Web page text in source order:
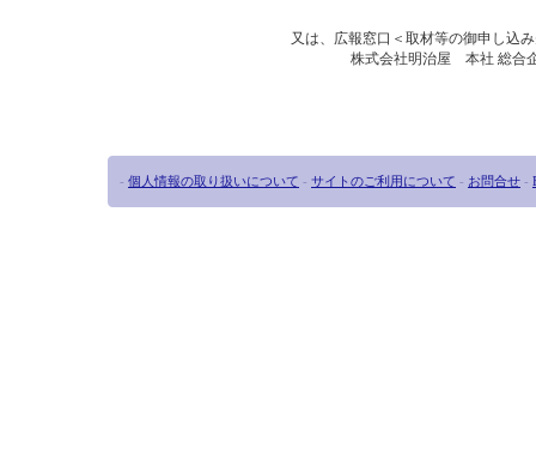
又は、広報窓口＜取材等の御申し込
株式会社明治屋 本社 総合
- 個人情報の取り扱いについて - サイトのご利用について - お問合せ -